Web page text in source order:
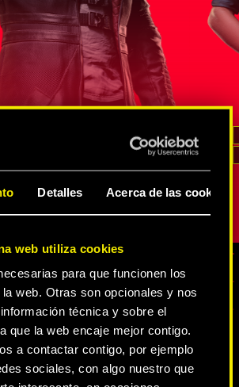
Detalles Acerca de las cookies
web utiliza cookies
para que funcionen los
web. Otras son opcionales y nos
técnica y sobre el
que la web encaje mejor contigo.
a contactar contigo, por ejemplo
sociales, con algo nuestro que
es un experimentado
que ha demostrado su
de misiones de
Él sabe mejor
sacar provecho de
, cómo extraer
cómo acceder a los lugares
son inquebrantables.
Alex, en
de
Estados
no ha
MULTIMEDIA
CYBERPUNK 2077